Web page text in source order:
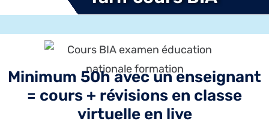
Minimum 50h avec un enseignant
= cours + révisions en classe
virtuelle en live